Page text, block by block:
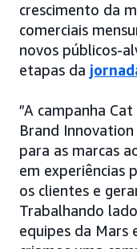
crescimento da
comerciais
novos públicos-
etapas da
”A campanha
Brand
para as marcas
em experiências
os clientes e
Trabalhando
equipes da Mars